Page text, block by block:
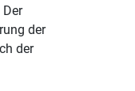
der
der